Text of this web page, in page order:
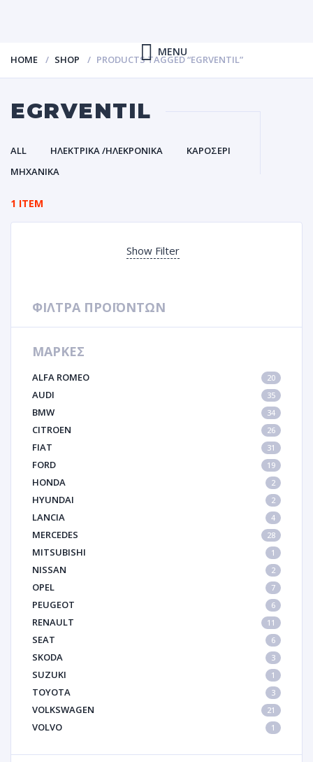
MENU
HOME SHOP PRODUCTS TAGGED “EGRVENTIL”
EGRVENTIL
ALL ΗΛΕΚΤΡΙΚΑ /ΗΛΕΚΡΟΝΙΚΑ
ΚΑΡΟΣΕΡΙ
ΜΗΧΑΝΙΚΑ
1 ITEM
Show Filter
ΦΙΛΤΡΑ ΠΡΟΪΟΝΤΩΝ
ΜΑΡΚΕΣ
ALFA ROMEO 20
AUDI 35
BMW 34
CITROEN 26
FIAT 31
FORD 19
HONDA 2
HYUNDAI 2
LANCIA 4
MERCEDES 28
MITSUBISHI 1
NISSAN 2
OPEL 7
PEUGEOT 6
RENAULT 11
SEAT 6
SKODA 3
SUZUKI 1
TOYOTA 3
VOLKSWAGEN 21
VOLVO 1